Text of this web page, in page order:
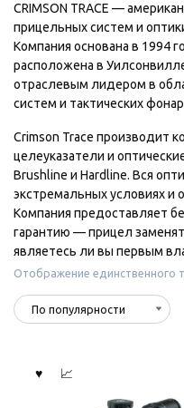
CRIMSON TRACE —
прицельных систем и
Компания основана в 1994
расположена в
отраслевым лидером в
систем и тактических
Crimson Trace производит
целеуказатели и
Brushline и Hardline. Вся
экстремальных условиях и
Компания предоставляет
гарантию — прицел
являетесь ли вы первым
Отображение единственного